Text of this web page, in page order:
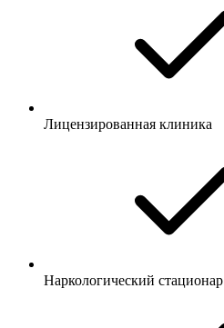
Лицензированная клиника
Наркологический стационар